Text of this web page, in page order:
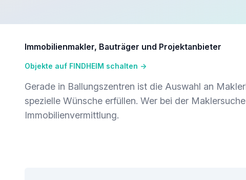
Immobilienmakler, Bauträger und Projektanbieter
Objekte auf FINDHEIM schalten →
Gerade in Ballungszentren ist die Auswahl an
spezielle Wünsche erfüllen. Wer bei der
Immobilienvermittlung.